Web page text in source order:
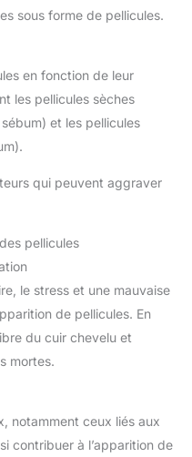
sous forme de pellicules.
en fonction de leur
les pellicules sèches
et les pellicules
qui peuvent aggraver
pellicules
le stress et une mauvaise
de pellicules. En
du cuir chevelu et
mortes.
notamment ceux liés aux
contribuer à l’apparition de